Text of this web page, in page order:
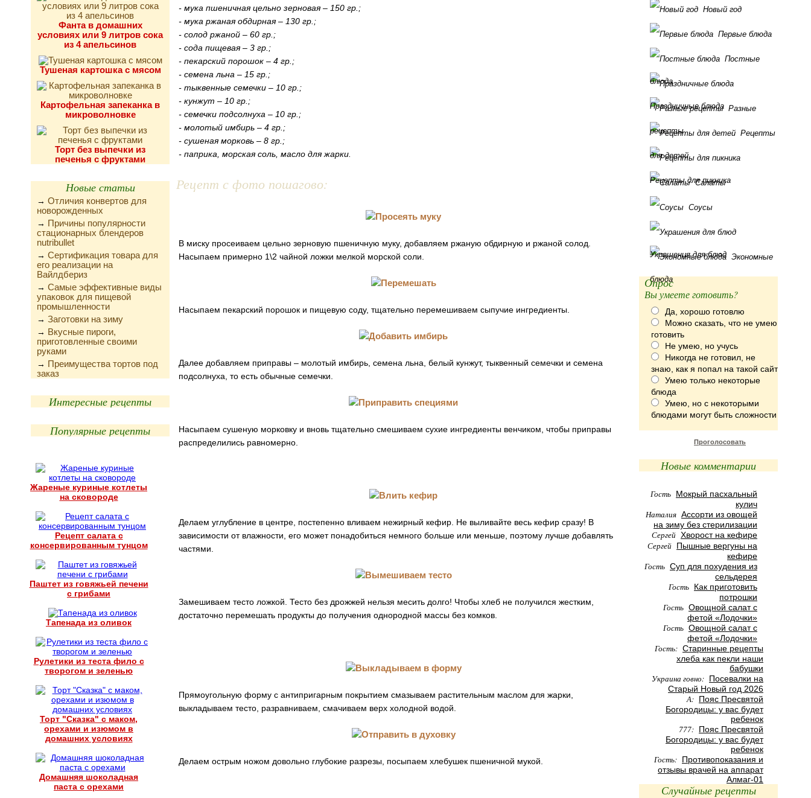
Фанта в домашних
условиях или 9 литров сока
из 4 апельсинов
Тушеная картошка с мясом
Картофельная запеканка в
микроволновке
Торт без выпечки из
печенья с фруктами
Новые статьи
→ Отличия конвертов для
новорожденных
→ Причины популярности
стационарных блендеров
nutribullet
→ Сертификация товара для
его реализации на
Вайлдбериз
→ Самые эффективные виды
упаковок для пищевой
промышленности
→ Заготовки на зиму
→ Вкусные пироги,
приготовленные своими
руками
→ Преимущества тортов под
заказ
Интересные рецепты
Популярные рецепты
Жареные куриные котлеты
на сковороде
Рецепт салата с
консервированным тунцом
Паштет из говяжьей печени
с грибами
Тапенада из оливок
Рулетики из теста фило с
творогом и зеленью
Торт "Сказка" с маком,
орехами и изюмом в
домашних условиях
Домашняя шоколадная
паста с орехами
- мука пшеничная цельно зерновая – 150 гр.;
- мука ржаная обдирная – 130 гр.;
- солод ржаной – 60 гр.;
- сода пищевая – 3 гр.;
- пекарский порошок – 4 гр.;
- семена льна – 15 гр.;
- тыквенные семечки – 10 гр.;
- кунжут – 10 гр.;
- семечки подсолнуха – 10 гр.;
- молотый имбирь – 4 гр.;
- сушеная морковь – 8 гр.;
- паприка, морская соль, масло для жарки.
Рецепт с фото пошагово:
В миску просеиваем цельно зерновую пшеничную муку, добавляем ржаную обдирную и ржаной солод.
Насыпаем примерно 1\2 чайной ложки мелкой морской соли.
Насыпаем пекарский порошок и пищевую соду, тщательно перемешиваем сыпучие ингредиенты.
Далее добавляем приправы – молотый имбирь, семена льна, белый кунжут, тыквенный семечки и семена
подсолнуха, то есть обычные семечки.
Насыпаем сушеную морковку и вновь тщательно смешиваем сухие ингредиенты венчиком, чтобы приправы
распределились равномерно.
Делаем углубление в центре, постепенно вливаем нежирный кефир. Не выливайте весь кефир сразу! В
зависимости от влажности, его может понадобиться немного больше или меньше, поэтому лучше добавлять
частями.
Замешиваем тесто ложкой. Тесто без дрожжей нельзя месить долго! Чтобы хлеб не получился жестким,
достаточно перемешать продукты до получения однородной массы без комков.
Прямоугольную форму с антипригарным покрытием смазываем растительным маслом для жарки,
выкладываем тесто, разравниваем, смачиваем верх холодной водой.
Делаем острым ножом довольно глубокие разрезы, посыпаем хлебушек пшеничной мукой.
Новый год
Первые блюда
Постные
блюда
Праздничные блюда Разные
рецепты Рецепты
для детей
Рецепты для пикника
Салаты
Соусы
Украшения для блюд Экономные
блюда
Опрос
Вы умеете готовить?
Да, хорошо готовлю
Можно сказать, что не умею
готовить
Не умею, но учусь
Никогда не готовил, не
знаю, как я попал на такой сайт
Умею только некоторые
блюда
Умею, но с некоторыми
блюдами могут быть сложности
Проголосовать
Новые комментарии
Гость Мокрый пасхальный
кулич
Наталия Ассорти из овощей
на зиму без стерилизации
Сергей Хворост на кефире
Сергей Пышные вергуны на
кефире
Гость Суп для похудения из
сельдерея
Гость Как приготовить
потрошки
Гость Овощной салат с
фетой «Лодочки»
Гость Овощной салат с
фетой «Лодочки»
Гость: Старинные рецепты
хлеба как пекли наши
бабушки
Украина говно: Посевалки на
Старый Новый год 2026
А: Пояс Пресвятой
Богородицы: у вас будет
ребенок
777: Пояс Пресвятой
Богородицы: у вас будет
ребенок
Гость: Противопоказания и
отзывы врачей на аппарат
Алмаг-01
Случайные рецепты